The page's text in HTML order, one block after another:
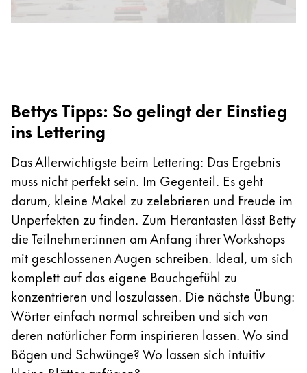
LAMY Community
Corporate Culture
Qualität
Design
Verantwortung
Pioniergeist
Karriere
LAMY School
Werbeartikel Shop
DE/DE
Singapore
English
Taiwan
Thailand
ไทย
Vietnam
Tiếng Việt
Cambodia
English Khmer
Malaysia
English
Bettys Tipps: So gelingt der Einstieg
ins Lettering
Das Allerwichtigste beim Lettering: Das Ergebnis
muss nicht perfekt sein. Im Gegenteil. Es geht
darum, kleine Makel zu zelebrieren und Freude im
Unperfekten zu finden. Zum Herantasten lässt Betty
die Teilnehmer:innen am Anfang ihrer Workshops
mit geschlossenen Augen schreiben. Ideal, um sich
komplett auf das eigene Bauchgefühl zu
konzentrieren und loszulassen. Die nächste Übung:
Wörter einfach normal schreiben und sich von
deren natürlicher Form inspirieren lassen. Wo sind
Bögen und Schwünge? Wo lassen sich intuitiv